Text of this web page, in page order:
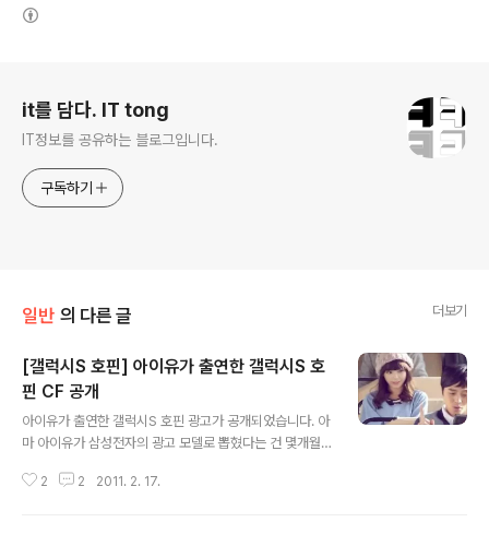
it를 담다. IT tong
IT정보를 공유하는 블로그입니다.
구독하기
일반 의 다른 글 더보기
[갤럭시S 호핀] 아이유가 출연한 갤럭시S 호
핀 CF 공개
아이유가 출연한 갤럭시S 호핀 광고가 공개되었습니다. 아
마 아이유가 삼성전자의 광고 모델로 뽑혔다는 건 몇개월
모델로 출연할 것으로 예상했는데, 갤럭시S 호핀과 웨이브
2 2 2011. 2. 17.